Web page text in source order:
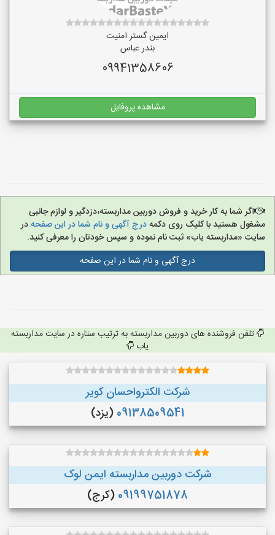
ایمین گستر امنیت
بندر عباس
09941358606
مشاهده پروفایل
اگر شما به کار خرید و فروش دوربین مداربسته،دزدگیر و لوازم جانبی
مشغول هستید با کلیک روی دکمهدرج آگهی و نام شما در این صفحهدر
سایت «مداربسته یاب» ثبت نام نموده و سپس خودتان را معرفی کنید.
درج آگهی و نام شما در این صفحه
تلفن فروشنده های دوربین مداربسته به ترتیب ستاره در سایت مداربسته
یاب
شرکت الکترواحسان کویر
09138509541 (یزد)
شرکت دوربین مداربسته ایمن لوک
09199751878 (کرج)